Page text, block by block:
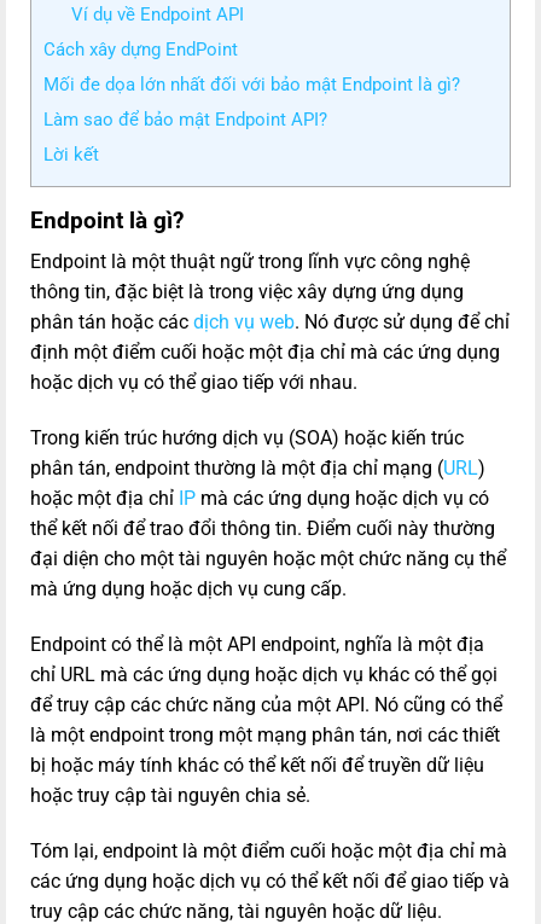
Ví dụ về Endpoint API
Cách xây dựng EndPoint
Mối đe dọa lớn nhất đối với bảo mật Endpoint là gì?
Làm sao để bảo mật Endpoint API?
Lời kết
Endpoint là gì?
Endpoint là một thuật ngữ trong lĩnh vực công nghệ
thông tin, đặc biệt là trong việc xây dựng ứng dụng
phân tán hoặc các dịch vụ web. Nó được sử dụng để chỉ
định một điểm cuối hoặc một địa chỉ mà các ứng dụng
hoặc dịch vụ có thể giao tiếp với nhau.
Trong kiến trúc hướng dịch vụ (SOA) hoặc kiến trúc
phân tán, endpoint thường là một địa chỉ mạng (URL)
hoặc một địa chỉ IP mà các ứng dụng hoặc dịch vụ có
thể kết nối để trao đổi thông tin. Điểm cuối này thường
đại diện cho một tài nguyên hoặc một chức năng cụ thể
mà ứng dụng hoặc dịch vụ cung cấp.
Endpoint có thể là một API endpoint, nghĩa là một địa
chỉ URL mà các ứng dụng hoặc dịch vụ khác có thể gọi
để truy cập các chức năng của một API. Nó cũng có thể
là một endpoint trong một mạng phân tán, nơi các thiết
bị hoặc máy tính khác có thể kết nối để truyền dữ liệu
hoặc truy cập tài nguyên chia sẻ.
Tóm lại, endpoint là một điểm cuối hoặc một địa chỉ mà
các ứng dụng hoặc dịch vụ có thể kết nối để giao tiếp và
truy cập các chức năng, tài nguyên hoặc dữ liệu.